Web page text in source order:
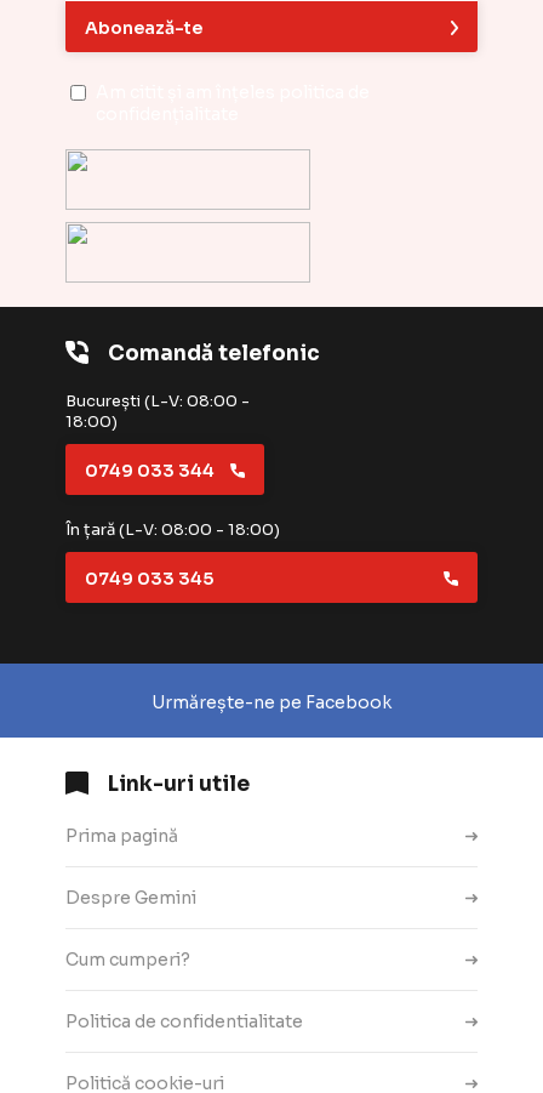
Comandă telefonic
București (L-V: 08:00 -
18:00)
0749 033 344
În țară (L-V: 08:00 - 18:00)
0749 033 345
Urmărește-ne pe Facebook
Link-uri utile
Prima pagină
Despre Gemini
Cum cumperi?
Politica de confidentialitate
Politică cookie-uri
Abonează-te